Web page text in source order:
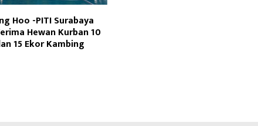
Hoo -PITI Surabaya
Hewan Kurban 10
15 Ekor Kambing